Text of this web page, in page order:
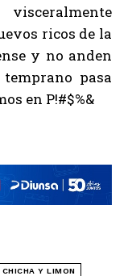
ricos de la
y no anden
pasa
en P!#$%&
CHICHA Y LIMON